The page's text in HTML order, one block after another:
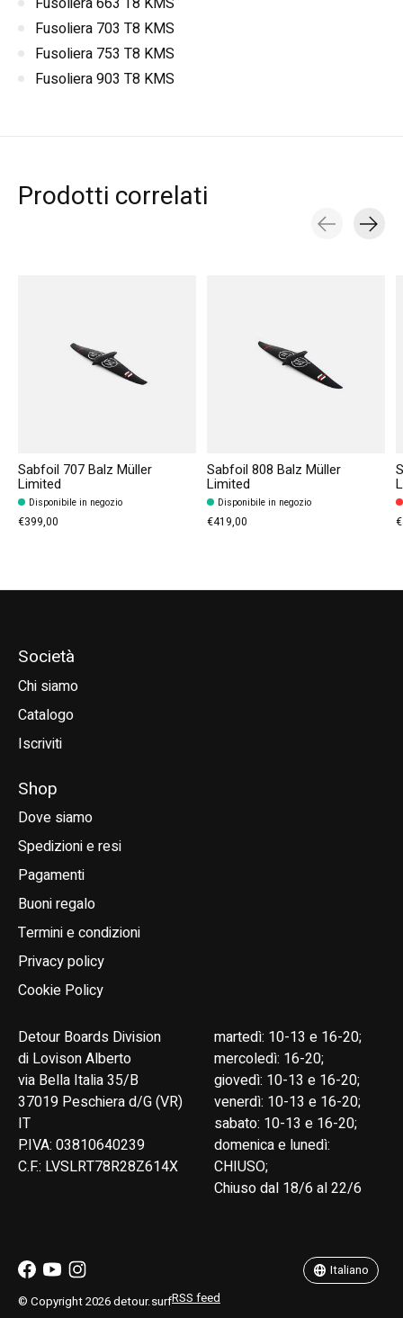
Fusoliera 703 T8 KMS
Fusoliera 753 T8 KMS
Fusoliera 903 T8 KMS
Prodotti correlati
Sabfoil 707 Balz Müller
Limited
Disponibile in negozio
€399,00
Sabfoil 808 Balz Müller
Limited
Disponibile in negozio
€419,00
Società
Chi siamo
Catalogo
Iscriviti
Shop
Dove siamo
Spedizioni e resi
Pagamenti
Buoni regalo
Termini e condizioni
Privacy policy
Cookie Policy
Detour Boards Division
di Lovison Alberto
via Bella Italia 35/B
37019 Peschiera d/G (VR)
IT
P.IVA: 03810640239
C.F.: LVSLRT78R28Z614X
martedì: 10-13 e 16-20;
mercoledì: 16-20;
giovedì: 10-13 e 16-20;
venerdì: 10-13 e 16-20;
sabato: 10-13 e 16-20;
domenica e lunedì:
CHIUSO;
Chiuso dal 18/6 al 22/6
© Copyright 2026 detour.surfRSS feed
Italiano
English